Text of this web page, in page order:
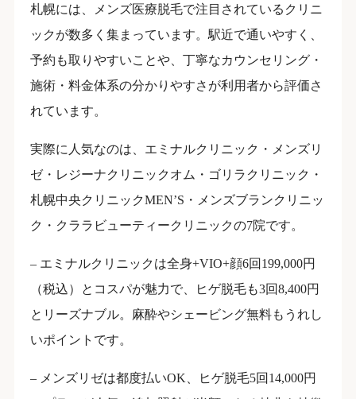
札幌には、メンズ医療脱毛で注目されているクリニ
ックが数多く集まっています。駅近で通いやすく、
予約も取りやすいことや、丁寧なカウンセリング・
施術・料金体系の分かりやすさが利用者から評価さ
れています。
実際に人気なのは、エミナルクリニック・メンズリ
ゼ・レジーナクリニックオム・ゴリラクリニック・
札幌中央クリニックMEN’S・メンズブランクリニッ
ク・クララビューティークリニックの7院です。
– エミナルクリニックは全身+VIO+顔6回199,000円
（税込）とコスパが魅力で、ヒゲ脱毛も3回8,400円
とリーズナブル。麻酔やシェービング無料もうれし
いポイントです。
– メンズリゼは都度払いOK、ヒゲ脱毛5回14,000円